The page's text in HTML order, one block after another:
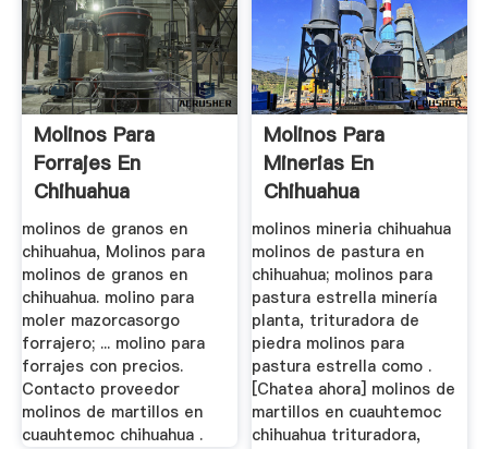
Molinos Para
Forrajes En
Chihuahua
molinos de granos en
chihuahua, Molinos para
molinos de granos en
chihuahua. molino para
moler mazorcasorgo
forrajero; ... molino para
forrajes con precios.
Contacto proveedor
molinos de martillos en
cuauhtemoc chihuahua .
Molinos Para
Minerias En
Chihuahua
molinos mineria chihuahua
molinos de pastura en
chihuahua; molinos para
pastura estrella minería
planta, trituradora de
piedra molinos para
pastura estrella como .
[Chatea ahora] molinos de
martillos en cuauhtemoc
chihuahua trituradora,